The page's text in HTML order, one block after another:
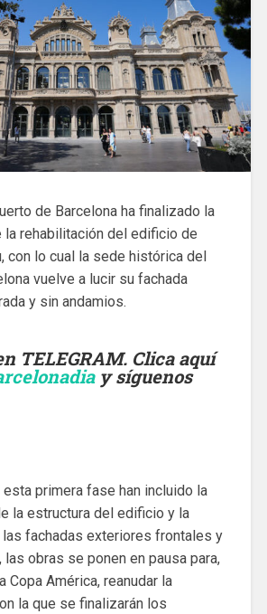
de Barcelona ha finalizado la
la rehabilitación del edificio de
con lo cual la sede histórica del
vuelve a lucir su fachada
y sin andamios.
TELEGRAM. Clica aquí
y síguenos
primera fase han incluido la
la estructura del edificio y la
fachadas exteriores frontales y
las obras se ponen en pausa para,
Copa América, reanudar la
la que se finalizarán los